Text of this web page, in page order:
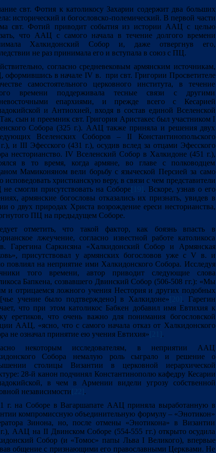
свт. Фотия к католикосу Захарии содержит два больших
исторический и богословско-полемический. В первой части
свт. Фотий приводит события из истории ААЦ с целью
что ААЦ с самого начала в течение долгого времени
Халкидонский Собор и, даже отвергнув его,
не раз принимала его и вступала в союз с ПЦ.
согласно средневековым армянским источникам,
в начале IV в. при свт. Григории Просветителе
самостоятельного церковного института, в течение
времени поддерживала тесные связи с другими
епархиями, и прежде всего с Кесарией
и Антиохией, входя в состав единой Вселенской
сын и преемник свт. Григория Аристакес был участником I
Собора (325 г.). ААЦ также приняла и решения двух
Вселенских Соборов – II Константинопольского
и III Эфесского (431 г.), осудив вслед за отцами Эфесского
несторианство. IV Вселенский Собор в Халкидоне (451 г.),
в то время, когда армяне, во главе с полководцем
Мамиконяном вели борьбу с языческой Персией за само
исповедовать христианскую веру, в связи с чем представители
смогли присутствовать на Соборе[19] . Вскоре, узнав о его
армянские богословы отказались их признать, увидев в
о двух природах Христа возрождение ереси несторианства,
ПЦ на предыдущем Соборе.
отметить, что такой фактор, как боязнь впасть в
лжеучение, согласно известной работе католикоса
Гарегина Саркисяна «Халкидонский Собор и Армянская
присутствовал у армянских богословов уже с V в. и
повлиял на неприятие ими Халкидонского Собора. Исследуя
того времени, автор приводит следующие слова
Бапкена, созвавшего Двинский Собор (506-508 гг.): «Мы
и отрицаемся ложного учения Нестория и других подобных
учение было подтверждено] в Халкидоне»
. Гарегин
что при этом католикос Бабкен добавил имя Евтихия к
еретиков, что очень важно для понимания богословской
ААЦ, «ясно, что с самого начала отказ от Халкидонского
не означал принятие ею учения Евтихия»
.
некоторым исследователям, в неприятии ААЦ
Собора немалую роль сыграло и решение о
столицы Византии в церковной иерархической
28-й канон подчинял Константинополю кафедру Кесарии
в чем в Армении видели угрозу собственной
независимости
.
г. на Соборе в Вагаршапате ААЦ приняла выработанную в
компромиссную объединительную формулу – «Энотикон»
Зинона, но, после отмены «Энотикона» в Византии
ААЦ на II Двинском Соборе (554-555 гг.) открыто осудила
Собор (и «Томос» папы Льва I Великого), впервые
общение с признающими его православными Церквами. Не